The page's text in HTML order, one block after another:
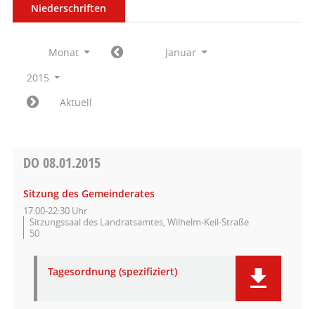
Niederschriften
Monat
Januar
2015
Aktuell
DO 08.01.2015
Sitzung des Gemeinderates
17:00-22:30 Uhr
Sitzungssaal des Landratsamtes, Wilhelm-Keil-Straße
50
Tagesordnung (spezifiziert)